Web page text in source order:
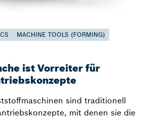
MACHINE TOOLS (FORMING)
ist Vorreiter für
sind traditionell
mit denen sie die